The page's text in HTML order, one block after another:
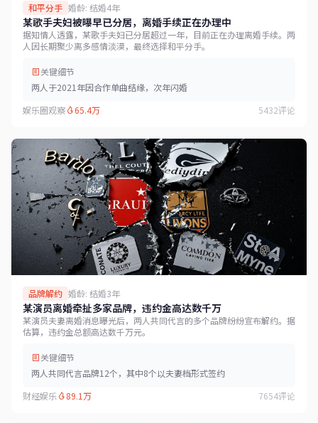
和平分手 婚龄: 结婚4年
某歌手夫妇被曝早已分居，离婚手续正在办理中
据知情人透露，某歌手夫妇已分居超过一年，目前正在办理离婚手续。两
人因长期聚少离多感情淡漠，最终选择和平分手。
关键细节
两人于2021年因合作单曲结缘，次年闪婚
娱乐圈观察
65.4万 5432评论
品牌解约 婚龄: 结婚3年
某演员离婚牵扯多家品牌，违约金高达数千万
某演员夫妻离婚消息曝光后，两人共同代言的多个品牌纷纷宣布解约。据
估算，违约金总额高达数千万元。
关键细节
两人共同代言品牌12个，其中8个以夫妻档形式签约
财经娱乐
89.1万 7654评论